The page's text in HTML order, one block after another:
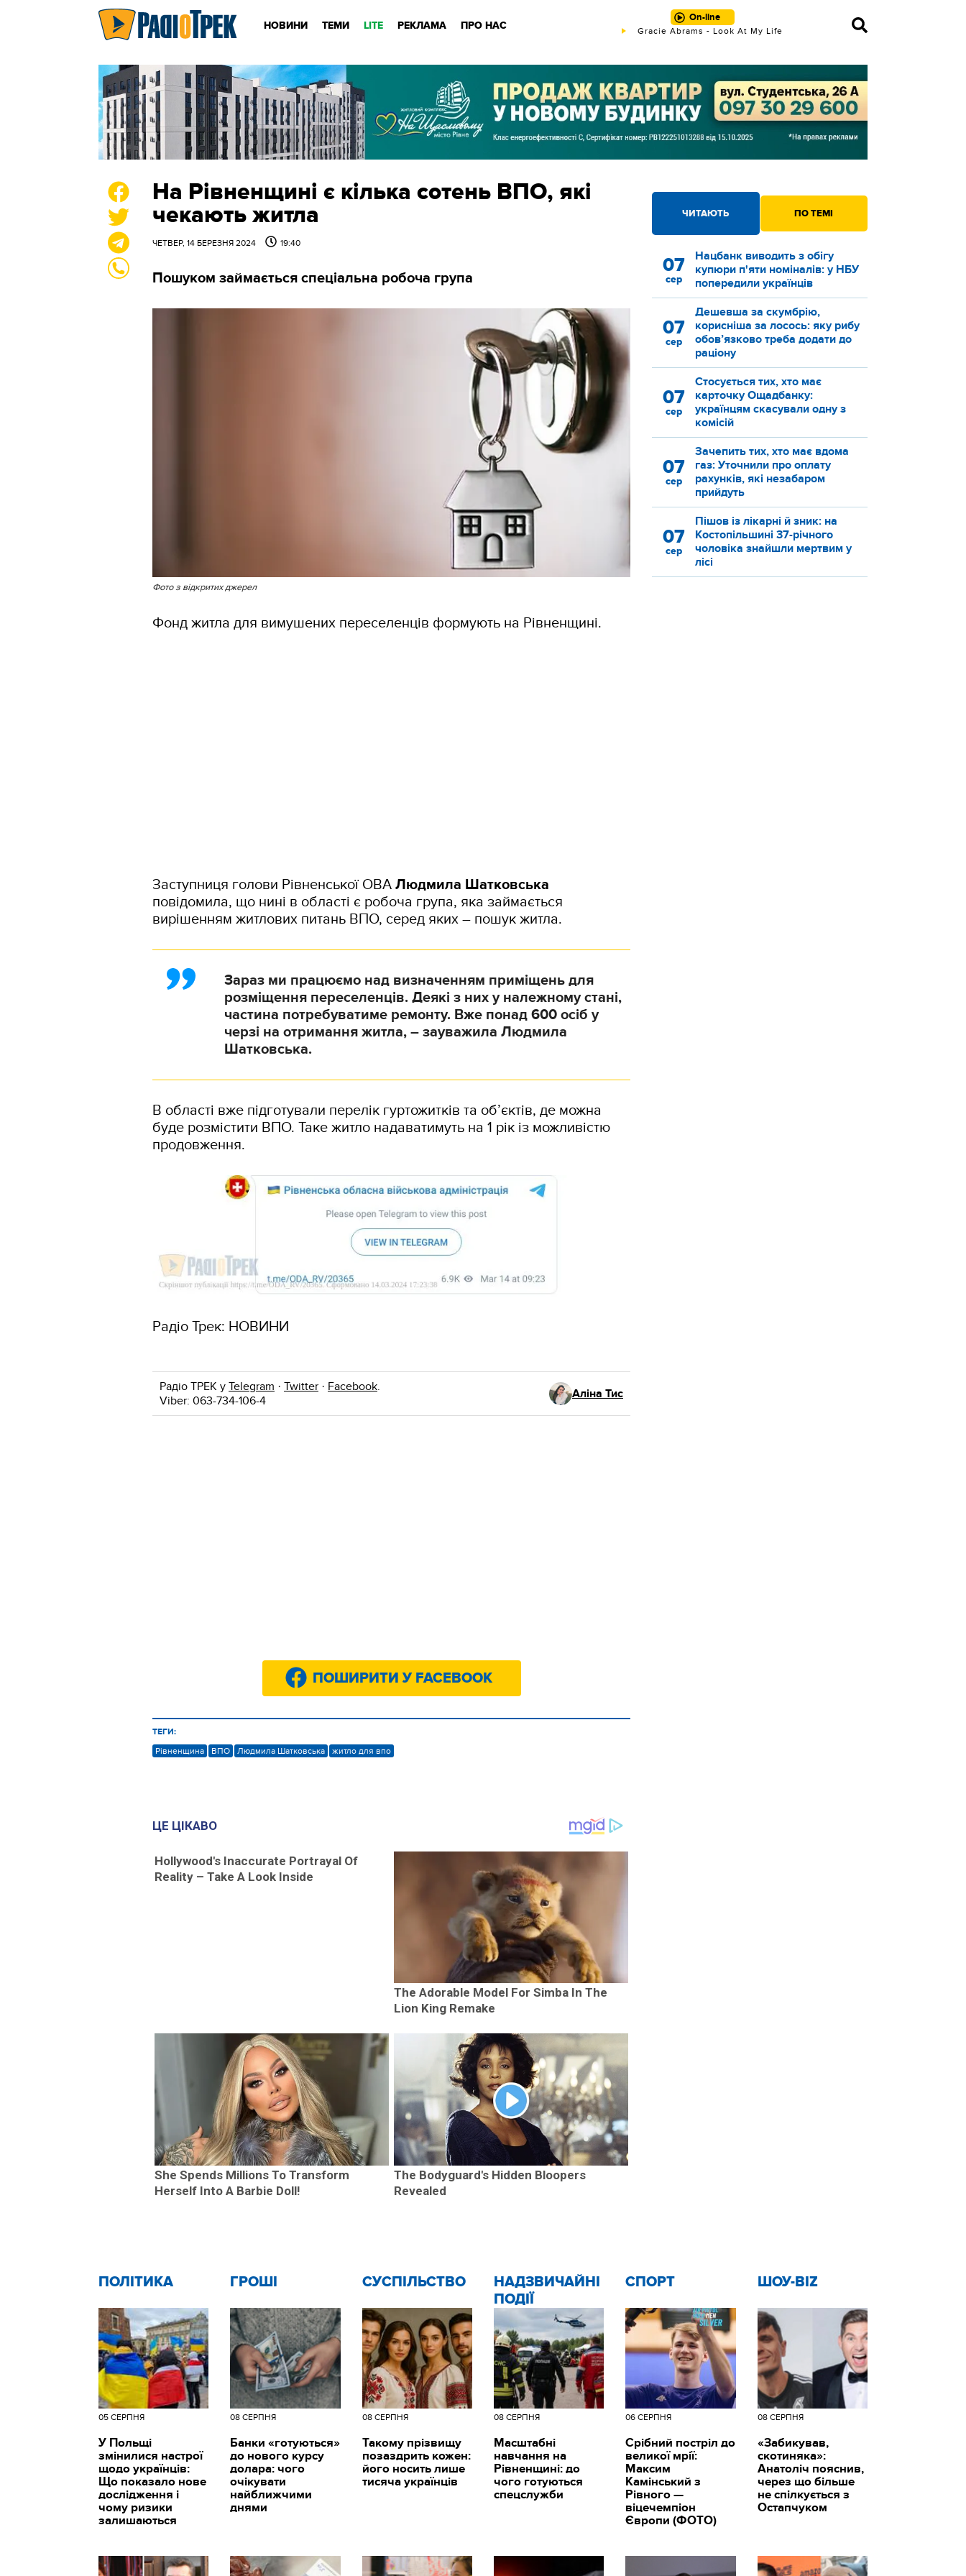
НОВИНИ ТЕМИ LITE РЕКЛАМА ПРО НАС
On-line
Gracie Abrams - Look At My Life
На Рівненщині є кілька сотень ВПО, які
чекають житла
ЧЕТВЕР, 14 БЕРЕЗНЯ 2024 19:40
Пошуком займається спеціальна робоча група
Фото з відкритих джерел
Фонд житла для вимушених переселенців формують на Рівненщині.
Заступниця голови Рівненської ОВА Людмила Шатковська
повідомила, що нині в області є робоча група, яка займається
вирішенням житлових питань ВПО, серед яких – пошук житла.
Зараз ми працюємо над визначенням приміщень для
розміщення переселенців. Деякі з них у належному стані,
частина потребуватиме ремонту. Вже понад 600 осіб у
черзі на отримання житла, – зауважила Людмила
Шатковська.
В області вже підготували перелік гуртожитків та об’єктів, де можна
буде розмістити ВПО. Таке житло надаватимуть на 1 рік із можливістю
продовження.
Радіо Трек: НОВИНИ
Радіо ТРЕК у Telegram · Twitter · Facebook.
Viber: 063-734-106-4
Аліна Тис
ПОШИРИТИ У FACEBOOK
ТЕГИ:
Рівненщина ВПО Людмила Шатковська житло для впо
ЧИТАЮТЬ ПО ТЕМІ
07
сер
Нацбанк виводить з обігу
купюри п'яти номіналів: у НБУ
попередили українців
07
сер
Дешевша за скумбрію,
корисніша за лосось: яку рибу
обов’язково треба додати до
раціону
07
сер
Стосується тих, хто має
карточку Ощадбанку:
українцям скасували одну з
комісій
07
сер
Зачепить тих, хто має вдома
газ: Уточнили про оплату
рахунків, які незабаром
прийдуть
07
сер
Пішов із лікарні й зник: на
Костопільшині 37-річного
чоловіка знайшли мертвим у
лісі
ЦЕ ЦІКАВО
Hollywood's Inaccurate Portrayal Of
Reality – Take A Look Inside
The Adorable Model For Simba In The
Lion King Remake
She Spends Millions To Transform
Herself Into A Barbie Doll!
The Bodyguard's Hidden Bloopers
Revealed
ПОЛІТИКА
05 СЕРПНЯ
У Польщі
змінилися настрої
щодо українців:
Що показало нове
дослідження і
чому ризики
залишаються
ГРОШІ
08 СЕРПНЯ
Банки «готуються»
до нового курсу
долара: чого
очікувати
найближчими
днями
CУСПІЛЬСТВО
08 СЕРПНЯ
Такому прізвищу
позаздрить кожен:
його носить лише
тисяча українців
НАДЗВИЧАЙНІ
ПОДІЇ
08 СЕРПНЯ
Масштабні
навчання на
Рівненщині: до
чого готуються
спецслужби
СПОРТ
06 СЕРПНЯ
Срібний постріл до
великої мрії:
Максим
Камінський з
Рівного —
віцечемпіон
Європи (ФОТО)
ШОУ-BIZ
08 СЕРПНЯ
«Забикував,
скотиняка»:
Анатоліч пояснив,
через що більше
не спілкується з
Остапчуком